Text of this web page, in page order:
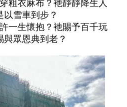
粗衣麻布？衪靜靜降生人
以雪車到步？
一生懷抱？衪賜予百千玩
與眾恩典到老？